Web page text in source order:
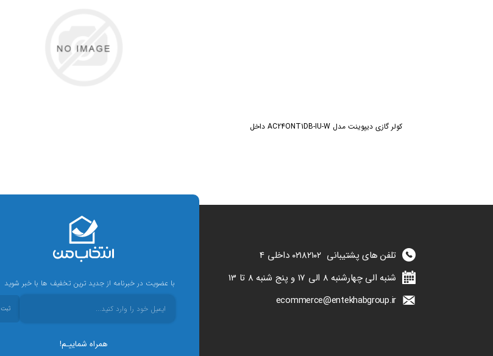
کولر گازی دیپوینت مدل AC24ONT1DB-IU-W داخل
تلفن های پشتیبانی۰۲۱۸۲۱۰۲ داخلی 4
شنبه الی چهارشنبه 8 الی 17 و پنج شنبه 8 تا 13
ecommerce@entekhabgroup.ir
با عضویت در خبرنامه از جدید ترین تخفیف ها با خبر شوید
ثبت
همراه شماییـم!